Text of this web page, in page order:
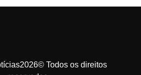
Todos os direitos